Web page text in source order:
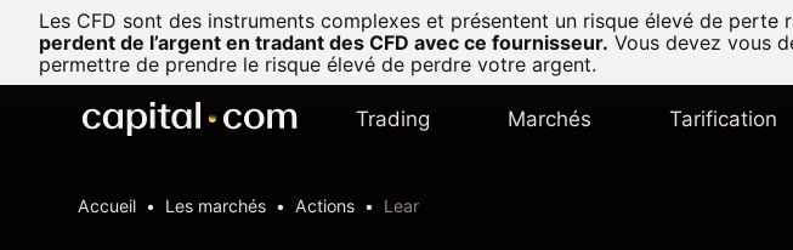
Les CFD sont des instruments complexes et présentent un risque élevé de perte
perdent de l’argent en tradant des CFD avec ce fournisseur. Vous devez vous
permettre de prendre le risque élevé de perdre votre argent.
Trading Marchés Tarification
Accueil Les marchés Actions Lear